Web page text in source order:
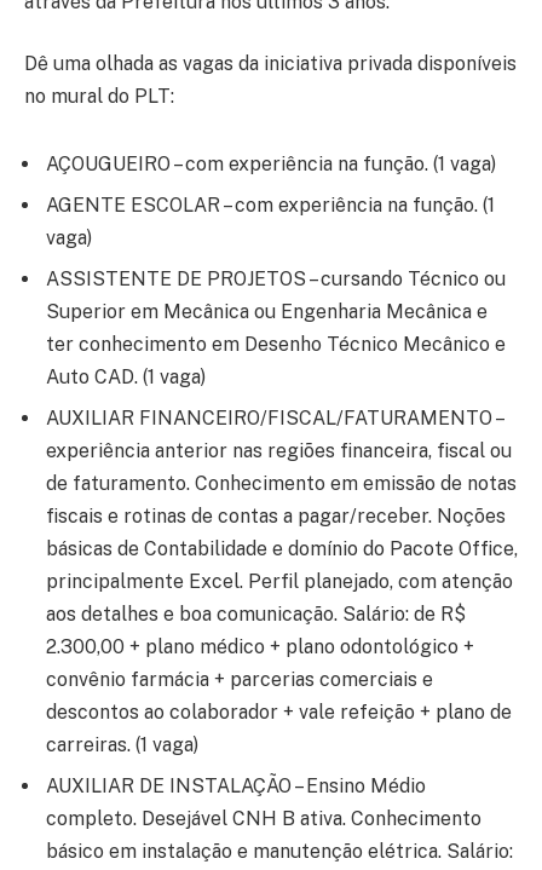
Dê uma olhada as vagas da iniciativa privada disponíveis
no mural do PLT:
AÇOUGUEIRO – com experiência na função. (1 vaga)
AGENTE ESCOLAR – com experiência na função. (1
vaga)
ASSISTENTE DE PROJETOS – cursando Técnico ou
Superior em Mecânica ou Engenharia Mecânica e
ter conhecimento em Desenho Técnico Mecânico e
Auto CAD. (1 vaga)
AUXILIAR FINANCEIRO/FISCAL/FATURAMENTO –
experiência anterior nas regiões financeira, fiscal ou
de faturamento. Conhecimento em emissão de notas
fiscais e rotinas de contas a pagar/receber. Noções
básicas de Contabilidade e domínio do Pacote Office,
principalmente Excel. Perfil planejado, com atenção
aos detalhes e boa comunicação. Salário: de R$
2.300,00 + plano médico + plano odontológico +
convênio farmácia + parcerias comerciais e
descontos ao colaborador + vale refeição + plano de
carreiras. (1 vaga)
AUXILIAR DE INSTALAÇÃO – Ensino Médio
completo. Desejável CNH B ativa. Conhecimento
básico em instalação e manutenção elétrica. Salário: